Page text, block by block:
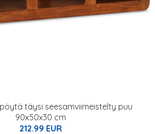
täysi seesamviimeistelty puu
90x50x30 cm
212.99 EUR